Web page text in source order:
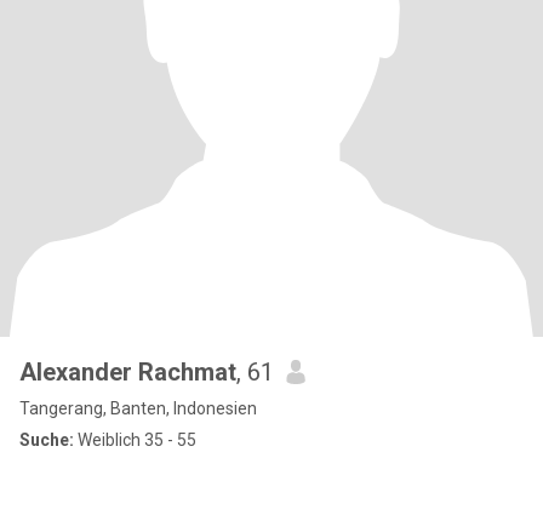
Alexander Rachmat, 61
Tangerang, Banten, Indonesien
Suche: Weiblich 35 - 55